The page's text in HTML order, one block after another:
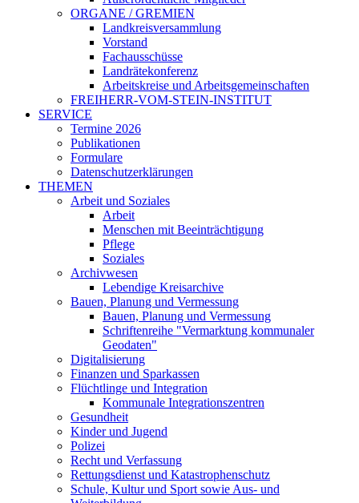
ORGANE / GREMIEN
Landkreisversammlung
Vorstand
Fachausschüsse
Landrätekonferenz
Arbeitskreise und Arbeitsgemeinschaften
FREIHERR-VOM-STEIN-INSTITUT
SERVICE
Termine 2026
Publikationen
Formulare
Datenschutzerklärungen
THEMEN
Arbeit und Soziales
Arbeit
Menschen mit Beeinträchtigung
Pflege
Soziales
Archivwesen
Lebendige Kreisarchive
Bauen, Planung und Vermessung
Bauen, Planung und Vermessung
Schriftenreihe "Vermarktung kommunaler
Geodaten"
Digitalisierung
Finanzen und Sparkassen
Flüchtlinge und Integration
Kommunale Integrationszentren
Gesundheit
Kinder und Jugend
Polizei
Recht und Verfassung
Rettungsdienst und Katastrophenschutz
Schule, Kultur und Sport sowie Aus- und